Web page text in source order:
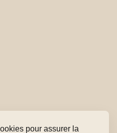
pour assurer la